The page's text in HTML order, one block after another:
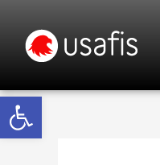
Abrir barra de
contenido